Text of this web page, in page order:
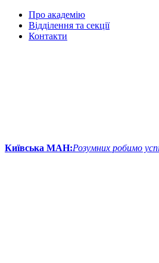
Про академію
Відділення та секції
Контакти
Київська МАН:Розумних робимо